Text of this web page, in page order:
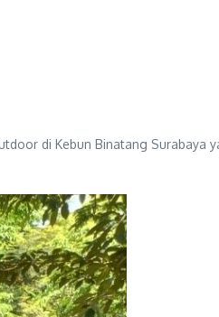
di Kebun Binatang Surabaya